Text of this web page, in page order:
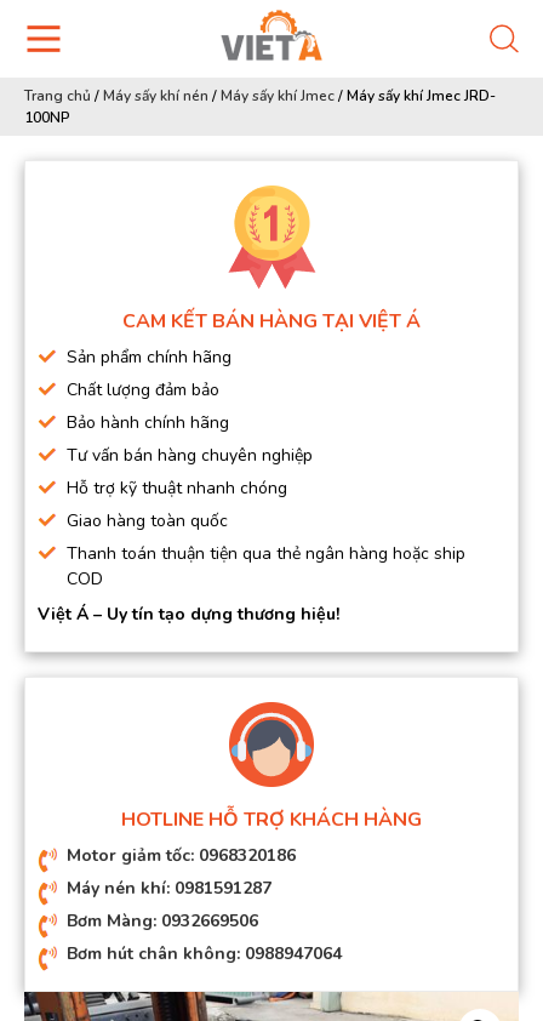
Trang chủ /Máy sấy khí nén /Máy sấy khí Jmec/Máy sấy khí Jmec JRD-
100NP
CAM KẾT BÁN HÀNG TẠI VIỆT Á
Sản phẩm chính hãng
Chất lượng đảm bảo
Bảo hành chính hãng
Tư vấn bán hàng chuyên nghiệp
Hỗ trợ kỹ thuật nhanh chóng
Giao hàng toàn quốc
Thanh toán thuận tiện qua thẻ ngân hàng hoặc ship
COD
Việt Á – Uy tín tạo dựng thương hiệu!
HOTLINE HỖ TRỢ KHÁCH HÀNG
Motor giảm tốc: 0968320186
Máy nén khí: 0981591287
Bơm Màng: 0932669506
Bơm hút chân không: 0988947064